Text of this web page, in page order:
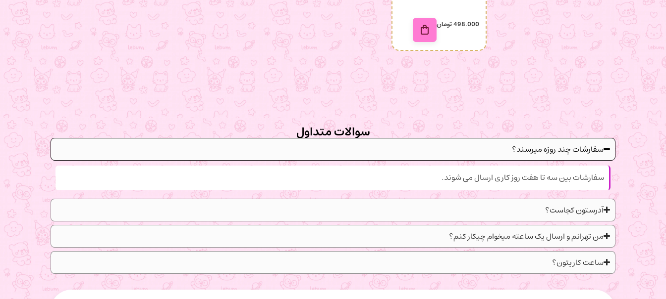
498.000تومان 398.000 تومان
سوالات متداول
سفارشات چند روزه میرسند؟
سفارشات بین سه تا هفت روز کاری ارسال می شوند.
آدرستون کجاست؟
من تهرانم و ارسال یک ساعته میخوام چیکار کنم؟
ساعت کاریتون؟